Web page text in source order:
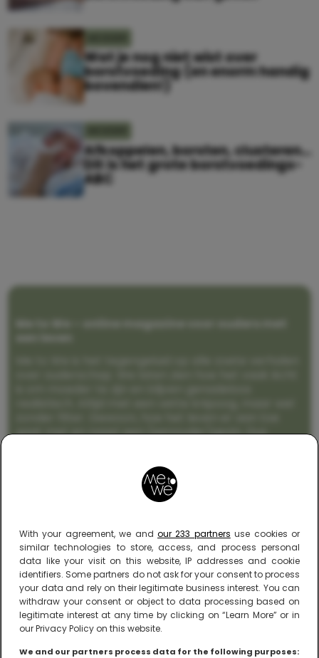
With your agreement, we and our 233 partners use cookies or
similar technologies to store, access, and process personal
data like your visit on this website, IP addresses and cookie
identifiers. Some partners do not ask for your consent to process
your data and rely on their legitimate business interest. You can
withdraw your consent or object to data processing based on
legitimate interest at any time by clicking on “Learn More” or in
our Privacy Policy on this website.
We and our partners process data for the following purposes:
Wat je nog niet wist over
borstvoeding (en enorm handig
bovendien!)
Afkoppelen, borsten, clusteren…
Dit is het grote borstvoedings-
ABC
Me to We – online magazine voor ouders met
gaat met en naast een (eenouder)gezin. Dus